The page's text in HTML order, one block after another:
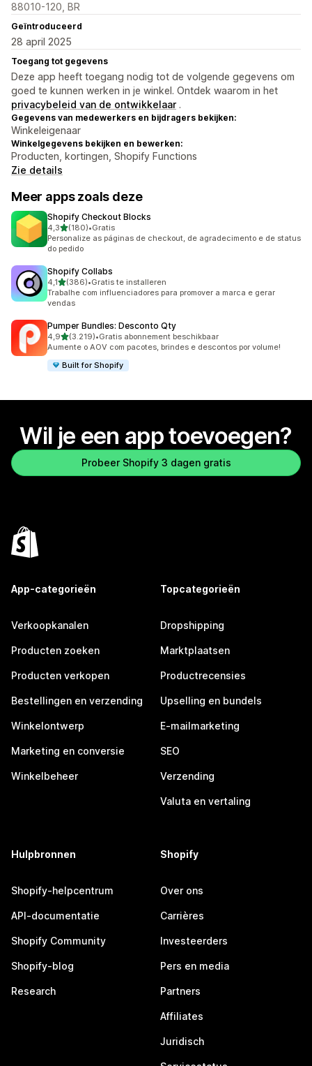
88010-120, BR
Geïntroduceerd
28 april 2025
Toegang tot gegevens
Deze app heeft toegang nodig tot de volgende gegevens om
goed te kunnen werken in je winkel. Ontdek waarom in het
privacybeleid van de ontwikkelaar .
Gegevens van medewerkers en bijdragers bekijken:
Winkeleigenaar
Winkelgegevens bekijken en bewerken:
Producten, kortingen, Shopify Functions
Zie details
Meer apps zoals deze
Shopify Checkout Blocks
4,3van 5 sterren
(180)
180 recensies in totaal
•Gratis
Personalize as páginas de checkout, de agradecimento e de status
do pedido
Shopify Collabs
4,1van 5 sterren
(386)
386 recensies in totaal
•Gratis te installeren
Trabalhe com influenciadores para promover a marca e gerar
vendas
Pumper Bundles: Desconto Qty
4,9van 5 sterren
(3.219)
3219 recensies in totaal
•Gratis abonnement beschikbaar
Aumente o AOV com pacotes, brindes e descontos por volume!
Built for Shopify
Wil je een app toevoegen?
Probeer Shopify 3 dagen gratis
App-categorieën
Verkoopkanalen
Producten zoeken
Producten verkopen
Bestellingen en verzending
Winkelontwerp
Marketing en conversie
Winkelbeheer
Topcategorieën
Dropshipping
Marktplaatsen
Productrecensies
Upselling en bundels
E-mailmarketing
SEO
Verzending
Valuta en vertaling
Hulpbronnen
Shopify-helpcentrum
API-documentatie
Shopify Community
Shopify-blog
Research
Shopify
Over ons
Carrières
Investeerders
Pers en media
Partners
Affiliates
Juridisch